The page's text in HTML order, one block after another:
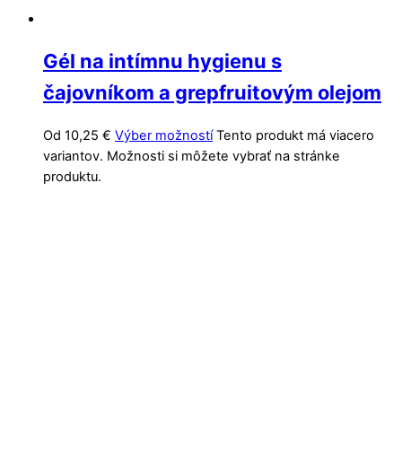
Gél na intímnu hygienu s
čajovníkom a grepfruitovým olejom
Od 10,25 € Výber možností Tento produkt má viacero
variantov. Možnosti si môžete vybrať na stránke
produktu.